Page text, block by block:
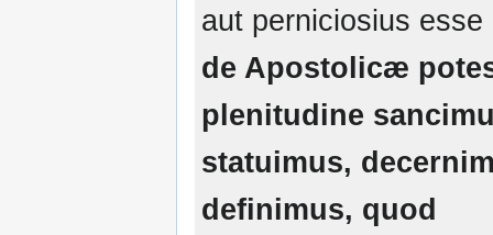
aut perniciosius esse
de Apostolicæ
plenitudine
statuimus,
definimus, quod